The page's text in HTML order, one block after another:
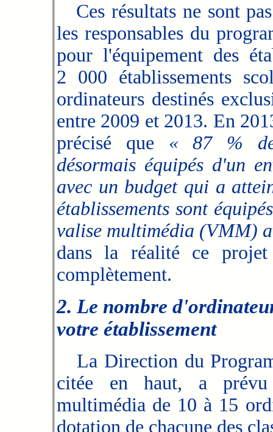
Ces résultats ne sont
les responsables du
pour l'équipement des
2 000 établissements
ordinateurs destinés
entre 2009 et 2013. En
précisé que « 87 %
désormais équipés d'un
avec un budget qui a
établissements sont
valise multimédia (VMM)
dans la réalité ce
complètement.
2. Le nombre
votre établissement
La Direction du
citée en haut, a prévu
multimédia de 10 à 15
dotation de chacune des